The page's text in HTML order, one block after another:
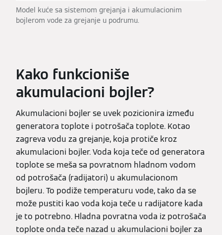
Model kuće sa sistemom grejanja i akumulacionim
bojlerom vode za grejanje u podrumu.
Kako funkcioniše
akumulacioni bojler?
Akumulacioni bojler se uvek pozicionira između
generatora toplote i potrošača toplote. Kotao
zagreva vodu za grejanje, koja protiče kroz
akumulacioni bojler. Voda koja teče od generatora
toplote se meša sa povratnom hladnom vodom
od potrošača (radijatori) u akumulacionom
bojleru. To podiže temperaturu vode, tako da se
može pustiti kao voda koja teče u radijatore kada
je to potrebno. Hladna povratna voda iz potrošača
toplote onda teče nazad u akumulacioni bojler za